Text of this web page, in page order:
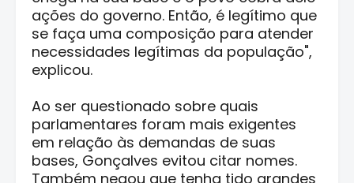
ações do governo. Então, é legítimo que
se faça uma composição para atender
necessidades legítimas da população",
explicou.
Ao ser questionado sobre quais
parlamentares foram mais exigentes
em relação às demandas de suas
bases, Gonçalves evitou citar nomes.
Também negou que tenha tido grandes